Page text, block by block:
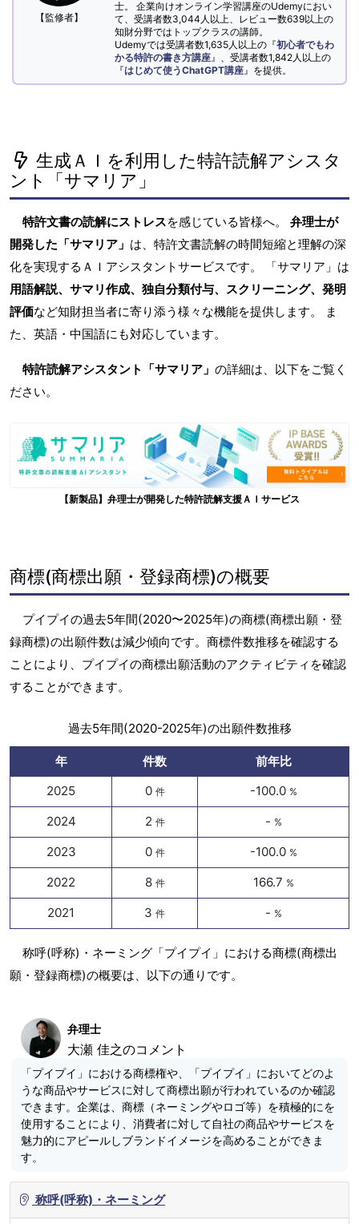
【監修者】
士。 企業向けオンライン学習講座のUdemyにおい
て、受講者数3,044人以上、レビュー数639以上の
知財分野ではトップクラスの講師。
Udemyでは受講者数1,635人以上の『初心者でもわ
かる特許の書き方講座 』、受講者数1,842人以上の
『はじめて使うChatGPT講座 』を提供。
生成ＡＩを利用した特許読解アシスタ
ント「サマリア」
特許文書の読解にストレスを感じている皆様へ。 弁理士が
開発した「サマリア」 は、特許文書読解の時間短縮と理解の深
化を実現するＡＩアシスタントサービスです。 「サマリア」は
用語解説、サマリ作成、独自分類付与、スクリーニング、発明
評価など知財担当者に寄り添う様々な機能を提供します。 ま
た、英語・中国語にも対応しています。
特許読解アシスタント「サマリア」 の詳細は、以下をご覧く
ださい。
【新製品】弁理士が開発した特許読解支援ＡＩサービス
商標(商標出願・登録商標)の概要
プイプイの過去5年間(2020〜2025年)の商標(商標出願・登
録商標)の出願件数は減少傾向です。商標件数推移を確認する
ことにより、プイプイの商標出願活動のアクティビティを確認
することができます。
過去5年間(2020-2025年)の出願件数推移
年 件数
前年比
2025
0 件 -100.0 %
2024 2 件 - %
2023 0 件 -100.0 %
2022 8 件 166.7 %
2021 3 件 - %
称呼(呼称)・ネーミング「プイプイ」における商標(商標出
願・登録商標)の概要は、以下の通りです。
弁理士
大瀬 佳之のコメント
「プイプイ」における商標権や、「プイプイ」においてどのよ
うな商品やサービスに対して商標出願が行われているのか確認
できます。企業は、商標（ネーミングやロゴ等）を積極的にを
使用することにより、消費者に対して自社の商品やサービスを
魅力的にアピールしブランドイメージを高めることができま
す。
称呼(呼称)・ネーミング